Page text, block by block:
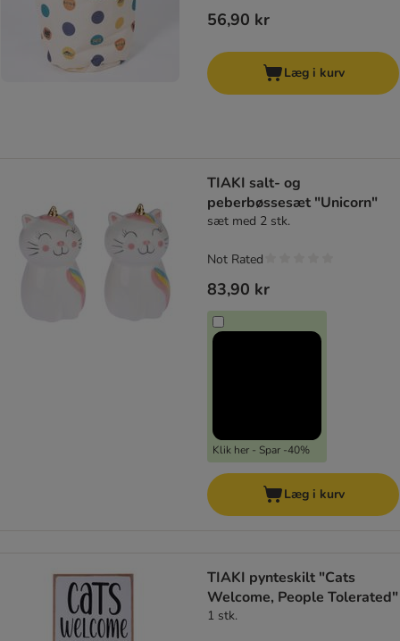
56,90 kr
Læg i kurv
TIAKI salt- og
peberbøssesæt "Unicorn"
sæt med 2 stk.
83,90 kr
Klik her - Spar -40%
Not Rated
Læg i kurv
TIAKI pynteskilt "Cats
Welcome, People Tolerated"
1 stk.